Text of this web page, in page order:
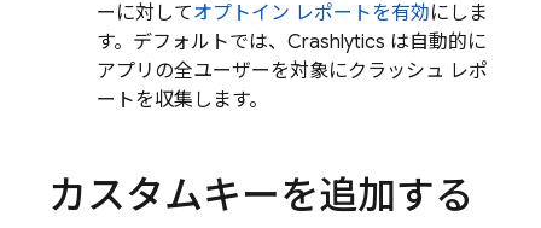
ーに対してオプトイン レポートを有効にしま
す。デフォルトでは、 Crashlytics は自動的に
アプリの全ユーザーを対象にクラッシュ レポ
ートを収集します。
カスタムキーを追加する